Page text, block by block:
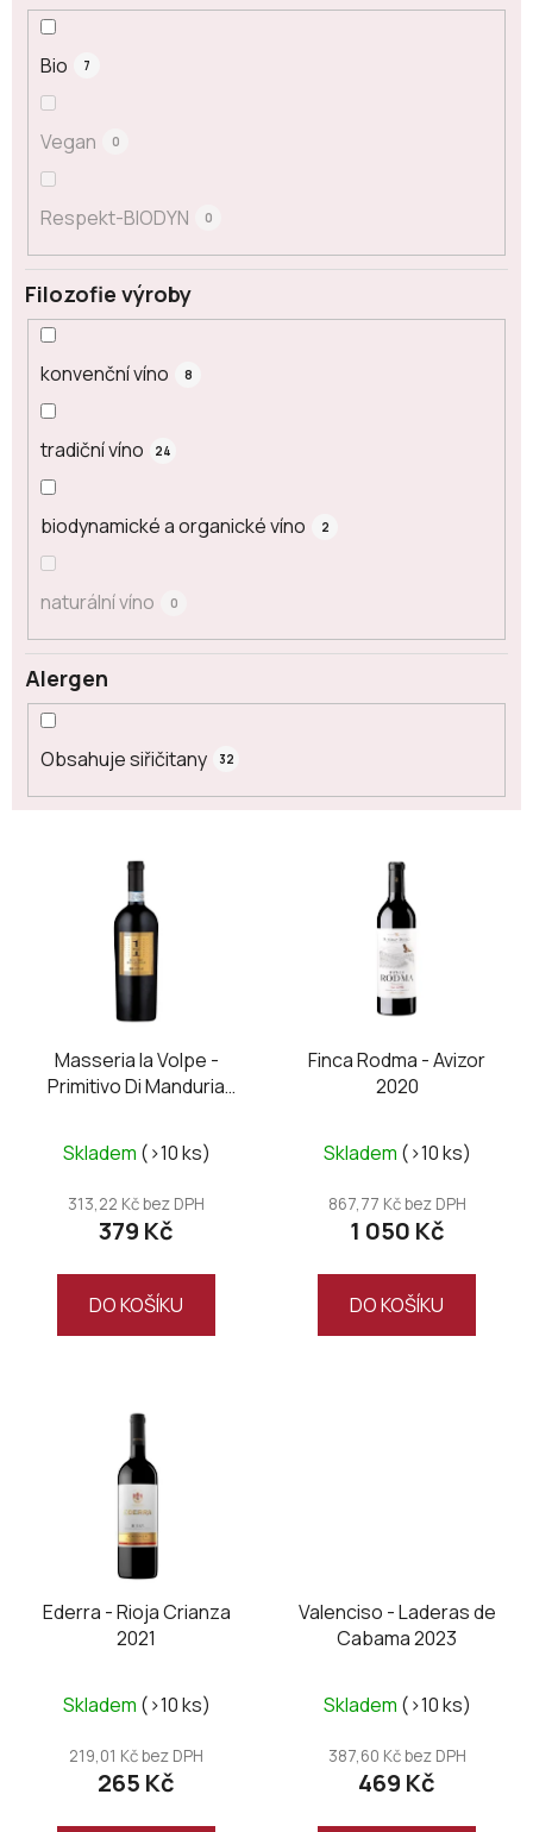
Bio 7
Vegan 0
Respekt-BIODYN 0
Filozofie výroby
konvenční víno 8
tradiční víno 24
biodynamické a organické víno 2
naturální víno 0
Alergen
Obsahuje siřičitany 32
Masseria la Volpe -
Primitivo Di Manduria
hodnocení
produktu
je
z
Skladem (>10 ks)
313,22 Kč bez DPH
379 Kč
DO KOŠÍKU
Finca Rodma - Avizor
2020
hodnocení
produktu
je
z
Skladem (>10 ks)
867,77 Kč bez DPH
1 050 Kč
DO KOŠÍKU
Ederra - Rioja Crianza
2021
Skladem (>10 ks)
219,01 Kč bez DPH
265 Kč
Valenciso - Laderas de
Cabama 2023
Skladem (>10 ks)
387,60 Kč bez DPH
469 Kč